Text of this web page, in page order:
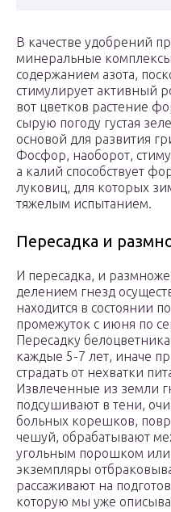
В качестве удобрений
минеральные
содержанием азота,
стимулирует активный
вот цветков растение
сырую погоду густая
основой для развития
Фосфор, наоборот,
а калий способствует
луковиц, для которых
тяжелым испытанием.
Пересадка и
И пересадка, и
делением гнезд
находится в состоянии
промежуток с июня по
Пересадку
каждые 5-7 лет, иначе
страдать от нехватки
Извлеченные из земли
подсушивают в тени,
больных корешков,
чешуй, обрабатывают
угольным порошком
экземпляры
рассаживают на
которую мы уже